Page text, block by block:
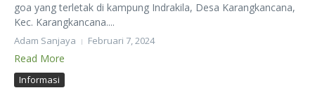
goa yang terletak di kampung Indrakila, Desa Karangkancana,
Kec. Karangkancana....
Adam Sanjaya Februari 7, 2024
Read More
Informasi